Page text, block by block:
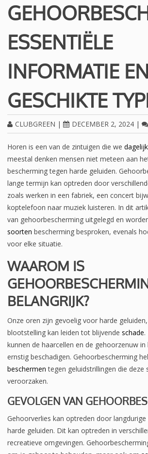
ESSENTIËLE
INFORMATIE EN
GESCHIKTE
CLUBGREEN | DECEMBER 2, 2024 |
Horen is een van de zintuigen die we
meestal denken mensen niet meteen aan
bescherming tegen harde geluiden.
lange termijn kan optreden door
zoals werken in een fabriek, een concert
koptelefoon naar muziek luisteren. In dit
van gehoorbescherming uitgelegd en
soorten bescherming besproken, evenals
voor elke situatie.
WAAROM IS
BELANGRIJK?
Onze oren zijn gevoelig voor harde
blootstelling kan leiden tot blijvende schade.
kunnen de haarcellen en de gehoorzenuw
ernstig beschadigen. Gehoorbescherming
beschermen tegen geluidstrillingen die deze
veroorzaken.
GEVOLGEN VAN
Gehoorverlies kan optreden door
harde geluiden. Dit kan optreden in
recreatieve omgevingen.